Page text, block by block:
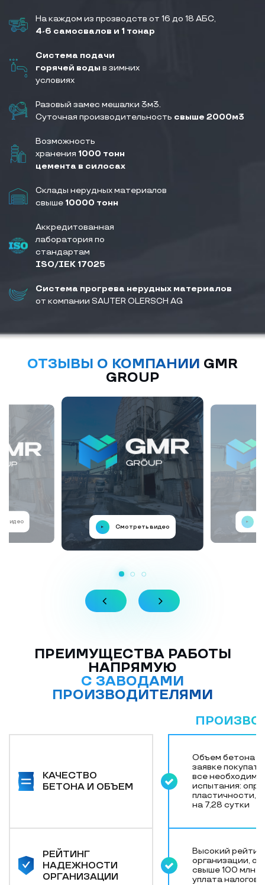
На каждом из прозводств от 16 до 18 АБС,
4-6 самосвалов и 1 тонар
Система подачи
горячей воды в зимних
условиях
Разовый замес мешалки 3м3.
Суточная производительность свыше 2000м3
Возможность
хранения 1000 тонн
цемента в силосах
Склады нерудных материалов
свыше 10000 тонн
Аккредитованная
лаборатория по
стандартам
ISO/IEK 17025
Система прогрева нерудных материалов
от компании SAUTER OLERSCH AG
ОТЗЫВЫ О КОМПАНИИ GMR
GROUP
видео
Смотреть видео
ПРЕИМУЩЕСТВА РАБОТЫ
НАПРЯМУЮ
С ЗАВОДАМИ
ПРОИЗВОДИТЕЛЯМИ
КАЧЕСТВО
БЕТОНА И ОБЪЕМ
Объем бетона
заявке
все
испытания:
пластичности,
на 7,28 сутки
РЕЙТИНГ
НАДЕЖНОСТИ
ОРГАНИЗАЦИИ
Высокий
организации,
свыше 100 млн,
уплата налогов